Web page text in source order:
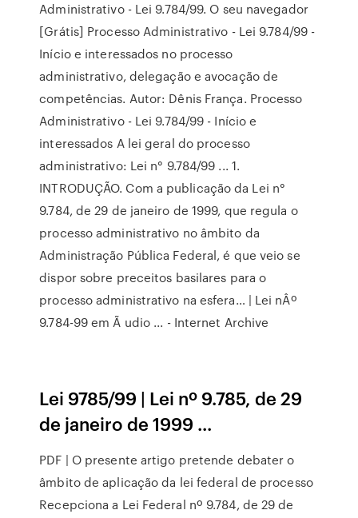
Administrativo - Lei 9.784/99. O seu navegador
[Grátis] Processo Administrativo - Lei 9.784/99 -
Início e interessados no processo
administrativo, delegação e avocação de
competências. Autor: Dênis França. Processo
Administrativo - Lei 9.784/99 - Início e
interessados A lei geral do processo
administrativo: Lei n° 9.784/99 ... 1.
INTRODUÇÃO. Com a publicação da Lei n°
9.784, de 29 de janeiro de 1999, que regula o
processo administrativo no âmbito da
Administração Pública Federal, é que veio se
dispor sobre preceitos basilares para o
processo administrativo na esfera… | Lei nÂº
9.784-99 em Ã udio ... - Internet Archive
Lei 9785/99 | Lei nº 9.785, de 29
de janeiro de 1999 ...
PDF | O presente artigo pretende debater o
âmbito de aplicação da lei federal de processo
Recepciona a Lei Federal nº 9.784, de 29 de